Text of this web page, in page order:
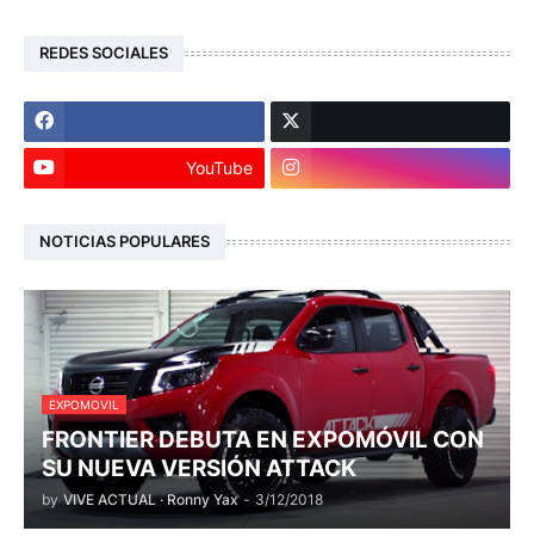
REDES SOCIALES
YouTube
NOTICIAS POPULARES
EXPOMOVIL
FRONTIER DEBUTA EN EXPOMÓVIL CON
SU NUEVA VERSIÓN ATTACK
by VIVE ACTUAL · Ronny Yax - 3/12/2018